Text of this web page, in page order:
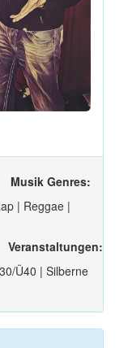
Musik Genres:
| Reggae |
Veranstaltungen:
Ü40 | Silberne